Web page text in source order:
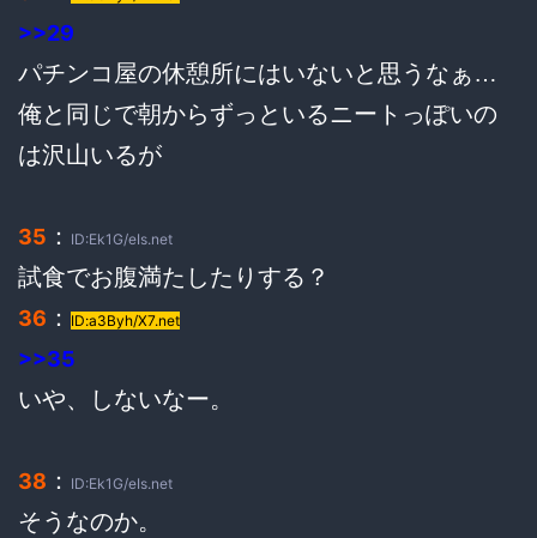
>>29
パチンコ屋の休憩所にはいないと思うなぁ…
俺と同じで朝からずっといるニートっぽいの
は沢山いるが
35 ： ID:Ek1G/eIs.net
試食でお腹満たしたりする？
36 ： ID:a3Byh/X7.net
>>35
いや、しないなー。
38 ： ID:Ek1G/eIs.net
そうなのか。